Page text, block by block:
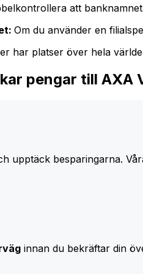
att
Om du använder en
har platser över hela
pengar till AXA
upptäck besparingarna.
innan du bekräftar din